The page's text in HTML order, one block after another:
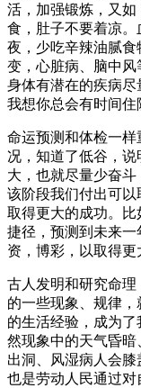
活，加强锻炼，又
食，肚子不要着凉
夜，少吃辛辣油腻
变，心脏病、脑中
身体有潜在的疾病尽
我想你总会有时间住
命运预测和体检一
况，知道了低谷，
大，也就尽量少奋
该阶段我们付出可以
取得更大的成功。
捷径，预测到未来
资，博彩，以取得更
古人发明和研究命
的一些现象、规律
的生活经验，成为
然现象中的天气昏暗
出洞、风湿病人会
也是劳动人民通过